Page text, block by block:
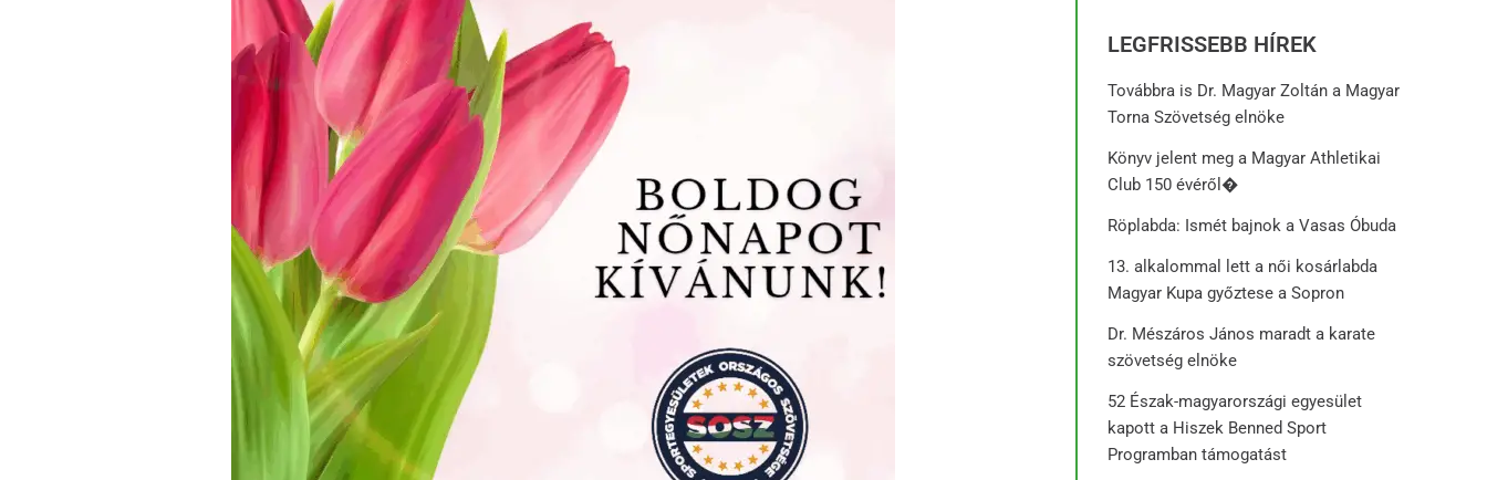
LEGFRISSEBB HÍREK
Továbbra is Dr. Magyar Zoltán a Magyar
Torna Szövetség elnöke
Könyv jelent meg a Magyar Athletikai
Club 150 évéről�
Röplabda: Ismét bajnok a Vasas Óbuda
13. alkalommal lett a női kosárlabda
Magyar Kupa győztese a Sopron
Dr. Mészáros János maradt a karate
szövetség elnöke
52 Észak-magyarországi egyesület
kapott a Hiszek Benned Sport
Programban támogatást